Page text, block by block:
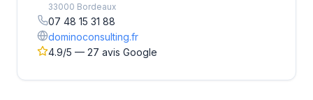
33000 Bordeaux
07 48 15 31 88
dominoconsulting.fr
4.9/5 — 27 avis Google